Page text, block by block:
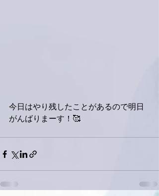
今日はやり残したことがあるので明日
がんばりまーす！🥰